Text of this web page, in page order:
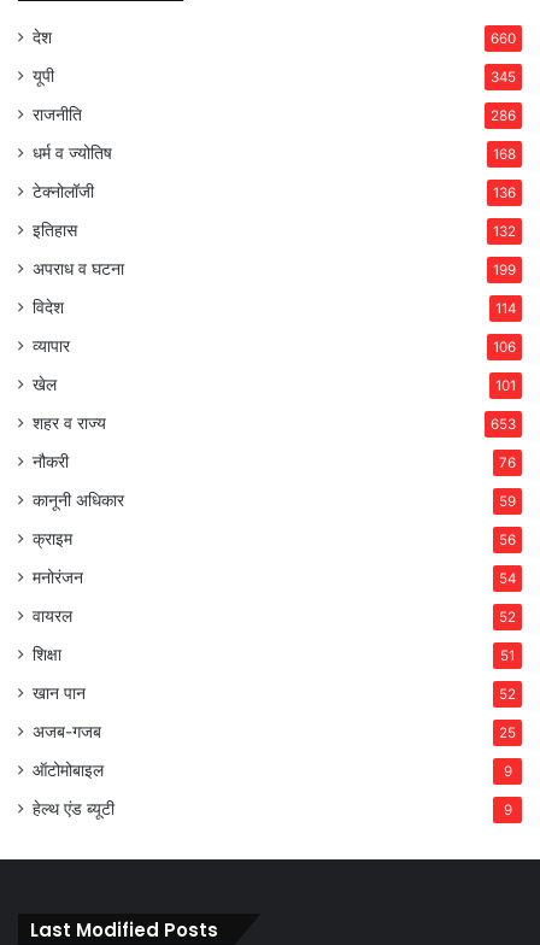
देश 660
यूपी 345
राजनीति 286
धर्म व ज्योतिष 168
टेक्नोलॉजी 136
इतिहास 132
अपराध व घटना 199
विदेश 114
व्यापार 106
खेल 101
शहर व राज्य 653
नौकरी 76
कानूनी अधिकार 59
क्राइम 56
मनोरंजन 54
वायरल 52
शिक्षा 51
खान पान 52
अजब-गजब 25
ऑटोमोबाइल 9
हेल्थ एंड ब्यूटी 9
Last Modified Posts